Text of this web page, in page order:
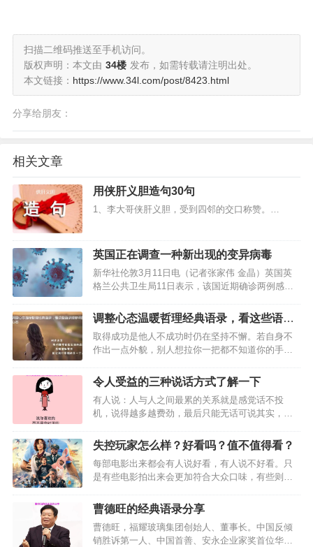
扫描二维码推送至手机访问。
版权声明：本文由 34楼 发布，如需转载请注明出处。
本文链接： https://www.34l.com/post/8423.html
分享给朋友：
相关文章
用侠肝义胆造句30句
1、李大哥侠肝义胆，受到四邻的交口称赞。…
英国正在调查一种新出现的变异病毒
新华社伦敦3月11日电（记者张家伟 金晶）英国英
格兰公共卫生局11日表示，该国近期确诊两例感染
新的变异病毒开展调查。…
调整心态温暖哲理经典语录，看这些语录
能够调整心态
取得成功是他人不成功时仍在坚持不懈。若自身不
作出一点外貌，别人想拉你一把都不知道你的手在
至最终，你一直在某一瞬间猛地想起我。但是，那
个时候，被你弄丢的我就确实早已没有了，也再不
想要你再找回家了。理…
令人受益的三种说话方式了解一下
有人说：人与人之间最累的关系就是感觉话不投
机，说得越多越费劲，最后只能无话可说其实，想
你对别人说话的样子，决定了你在别人眼中的样
子。…
失控玩家怎么样？好看吗？值不值得看？
每部电影出来都会有人说好看，有人说不好看。只
是有些电影拍出来会更加符合大众口味，有些则只
怎么样？好看吗？值不值得看？今天小编就和大家
说说这部适合大众口味的电影。…
曹德旺的经典语录分享
曹德旺，福耀玻璃集团创始人、董事长。中国反倾
销胜诉第一人、中国首善、安永企业家奖首位华人